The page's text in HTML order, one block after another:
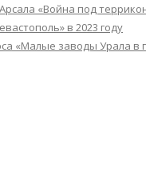
«Война под
в 2023 году
«Малые заводы Урала в